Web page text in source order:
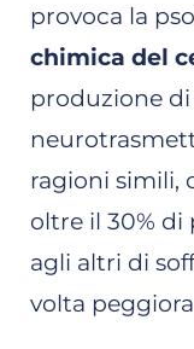
provoca la
chimica del
produzione di
ragioni simili,
oltre il 30%
agli altri di
volta